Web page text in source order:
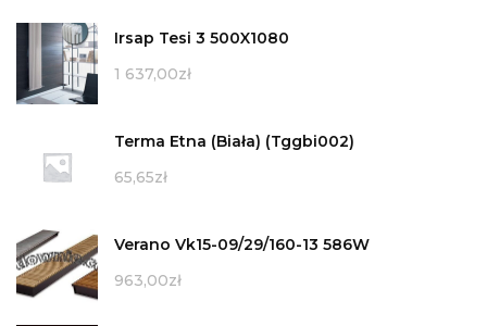
Irsap Tesi 3 500X1080
1 637,00zł
Terma Etna (Biała) (Tggbi002)
65,65zł
Verano Vk15-09/29/160-13 586W
963,00zł